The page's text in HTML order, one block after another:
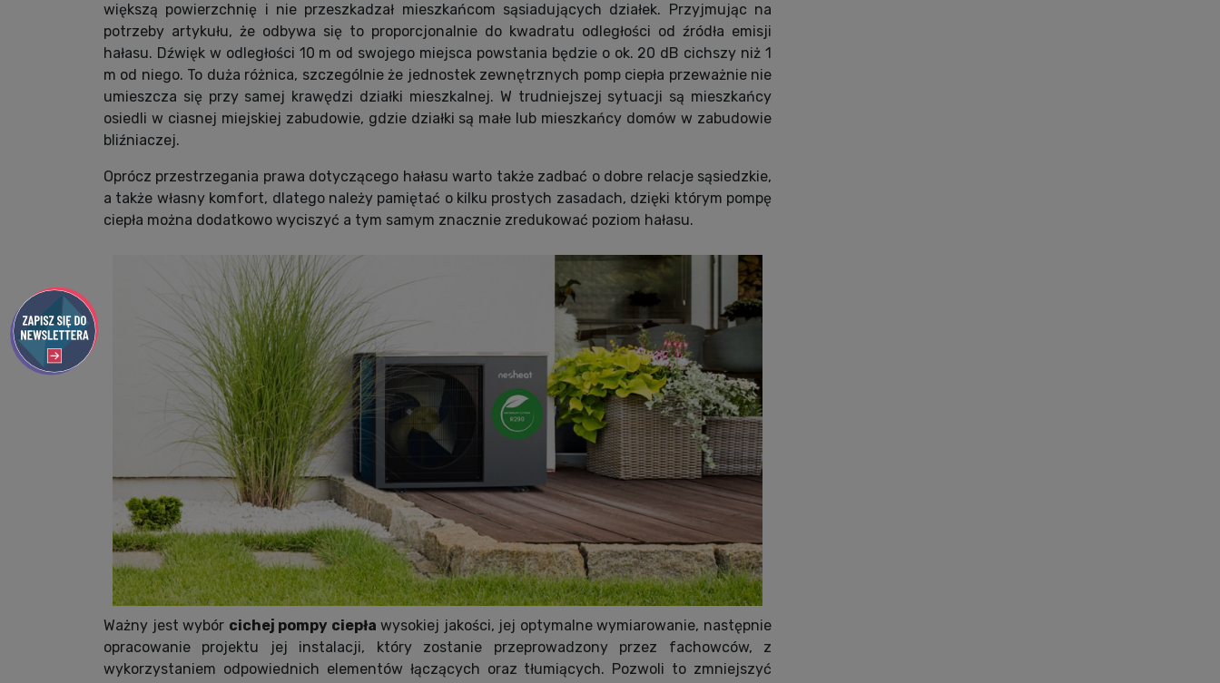
większą powierzchnię i nie przeszkadzał mieszkańcom sąsiadujących działek. Przyjmując na
potrzeby artykułu, że odbywa się to proporcjonalnie do kwadratu odległości od źródła emisji
hałasu. Dźwięk w odległości 10 m od swojego miejsca powstania będzie o ok. 20 dB cichszy niż 1
m od niego. To duża różnica, szczególnie że jednostek zewnętrznych pomp ciepła przeważnie nie
umieszcza się przy samej krawędzi działki mieszkalnej. W trudniejszej sytuacji są mieszkańcy
osiedli w ciasnej miejskiej zabudowie, gdzie działki są małe lub mieszkańcy domów w zabudowie
bliźniaczej.
Oprócz przestrzegania prawa dotyczącego hałasu warto także zadbać o dobre relacje sąsiedzkie,
a także własny komfort, dlatego należy pamiętać o kilku prostych zasadach, dzięki którym pompę
ciepła można dodatkowo wyciszyć a tym samym znacznie zredukować poziom hałasu.
Ważny jest wybór cichej pompy ciepła wysokiej jakości, jej optymalne wymiarowanie, następnie
opracowanie projektu jej instalacji, który zostanie przeprowadzony przez fachowców, z
wykorzystaniem odpowiednich elementów łączących oraz tłumiących. Pozwoli to zmniejszyć